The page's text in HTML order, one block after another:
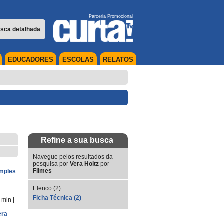
detalhada
Parceria Promocional
RELATOS
ESCOLAS
EDUCADORES
min
Refine a sua busca
Navegue pelos resultados da
pesquisa por Vera Holtz por
Filmes
Elenco (2)
Ficha Técnica (2)